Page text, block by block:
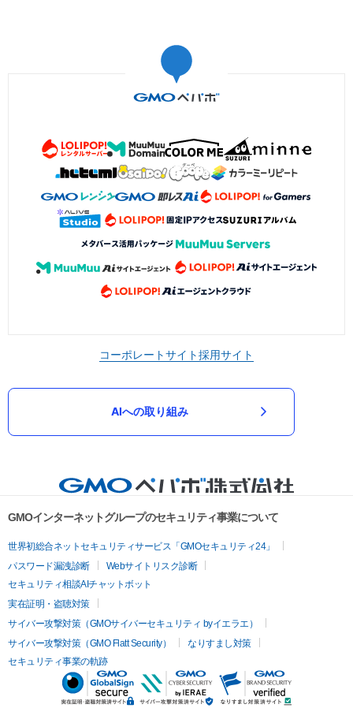
コーポレートサイト採用サイト
AIへの取り組み
GMOインターネットグループのセキュリティ事業について
世界初総合ネットセキュリティサービス「GMOセキュリティ24」
パスワード漏洩診断
Webサイトリスク診断
セキュリティ相談AIチャットボット
実在証明・盗聴対策
サイバー攻撃対策（GMOサイバーセキュリティ byイエラエ）
サイバー攻撃対策（GMO Flatt Security）
なりすまし対策
セキュリティ事業の軌跡